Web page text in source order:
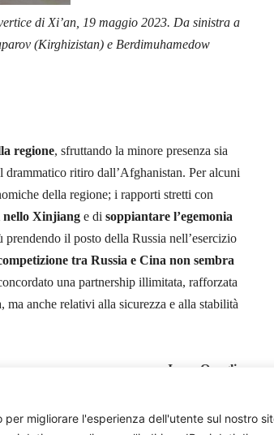
migliorare l'esperienza dell'utente sul nostro
di Xi’an, 19 maggio 2023. Da sinistra a
(Kirghizistan) e Berdimuhamedow
regione, sfruttando la minore presenza sia
ritiro dall’Afghanistan. Per alcuni
della regione; i rapporti stretti con
nello Xinjiang e di soppiantare l’egemonia
prendendo il posto della Russia nell’esercizio
tra Russia e Cina non sembra
una partnership illimitata, rafforzata
anche relativi alla sicurezza e alla stabilità
Irene Quaglia